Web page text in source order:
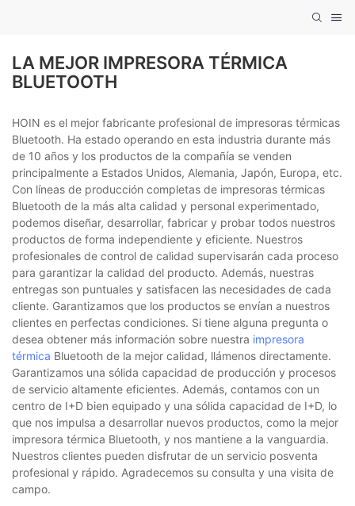
LA MEJOR IMPRESORA TÉRMICA
BLUETOOTH
HOIN es el mejor fabricante profesional de impresoras térmicas
Bluetooth. Ha estado operando en esta industria durante más
de 10 años y los productos de la compañía se venden
principalmente a Estados Unidos, Alemania, Japón, Europa, etc.
Con líneas de producción completas de impresoras térmicas
Bluetooth de la más alta calidad y personal experimentado,
podemos diseñar, desarrollar, fabricar y probar todos nuestros
productos de forma independiente y eficiente. Nuestros
profesionales de control de calidad supervisarán cada proceso
para garantizar la calidad del producto. Además, nuestras
entregas son puntuales y satisfacen las necesidades de cada
cliente. Garantizamos que los productos se envían a nuestros
clientes en perfectas condiciones. Si tiene alguna pregunta o
desea obtener más información sobre nuestra impresora
térmica Bluetooth de la mejor calidad, llámenos directamente.
Garantizamos una sólida capacidad de producción y procesos
de servicio altamente eficientes. Además, contamos con un
centro de I+D bien equipado y una sólida capacidad de I+D, lo
que nos impulsa a desarrollar nuevos productos, como la mejor
impresora térmica Bluetooth, y nos mantiene a la vanguardia.
Nuestros clientes pueden disfrutar de un servicio posventa
profesional y rápido. Agradecemos su consulta y una visita de
campo.